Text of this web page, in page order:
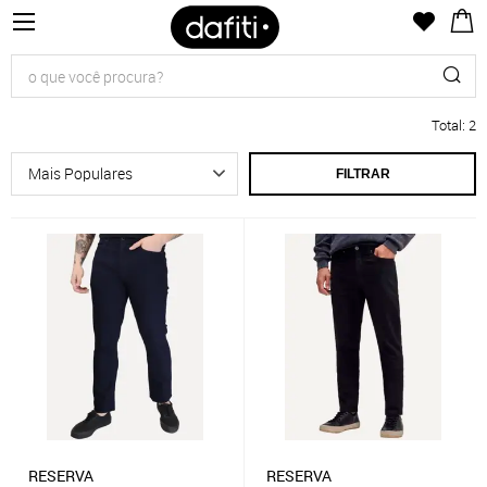
Total: 2
FILTRAR
RESERVA
RESERVA